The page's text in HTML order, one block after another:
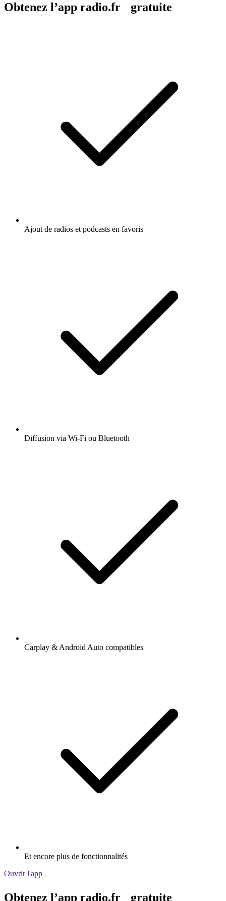
Obtenez l’app radio.fr gratuite
Ajout de radios et podcasts en favoris
Diffusion via Wi-Fi ou Bluetooth
Carplay & Android Auto compatibles
Et encore plus de fonctionnalités
Ouvrir l'app
Obtenez l’app radio.fr gratuite